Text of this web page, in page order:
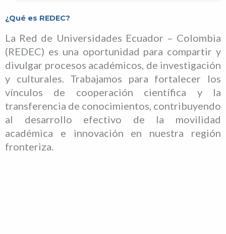
¿Qué es REDEC?
La Red de Universidades Ecuador – Colombia
(REDEC) es una oportunidad para compartir y
divulgar procesos académicos, de investigación
y culturales. Trabajamos para fortalecer los
vínculos de cooperación científica y la
transferencia de conocimientos, contribuyendo
al desarrollo efectivo de la movilidad
académica e innovación en nuestra región
fronteriza.